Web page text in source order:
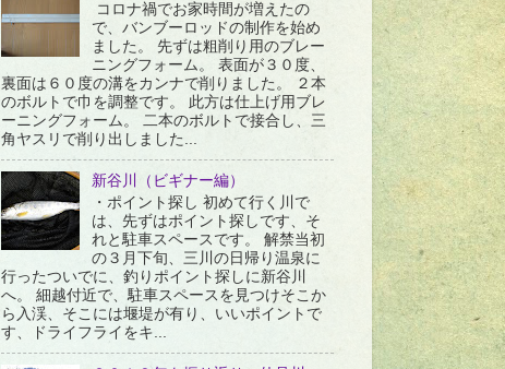
コロナ禍でお家時間が増えたの
で、バンブーロッドの制作を始め
ました。 先ずは粗削り用のブレー
ニングフォーム。 表面が３０度、
裏面は６０度の溝をカンナで削りました。 ２本
のボルトで巾を調整です。 此方は仕上げ用ブレ
ーニングフォーム。 二本のボルトで接合し、三
角ヤスリで削り出しました...
新谷川（ビギナー編）
・ポイント探し 初めて行く川で
は、先ずはポイント探しです、そ
れと駐車スペースです。 解禁当初
の３月下旬、三川の日帰り温泉に
行ったついでに、釣りポイント探しに新谷川
へ。 細越付近で、駐車スペースを見つけそこか
ら入渓、そこには堰堤が有り、いいポイントで
す、ドライフライをキ...